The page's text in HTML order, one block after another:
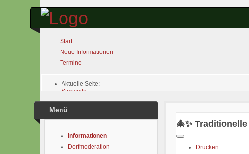
Start
Neue Informationen
Termine
Aktuelle Seite:
Startseite
🎄✨ Traditionelle Weihnachtsmusik am Dorfplatz ✨🎄
Menü
Informationen
Dorfmoderation
🎄✨
Drucken